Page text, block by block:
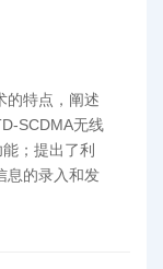
的特点，阐述
SCDMA无线
；提出了利
息的录入和发